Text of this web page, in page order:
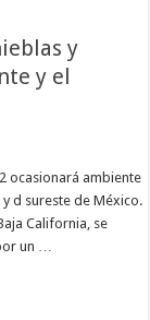
y
y el
ocasionará ambiente
d sureste de México.
California, se
un …